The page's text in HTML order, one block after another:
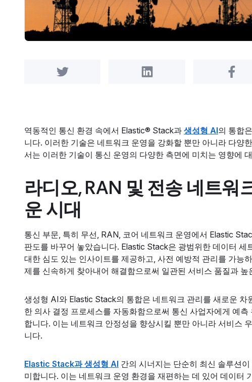
Share on Twitter Share on LinkedIn
역동적인 통신 환경 속에서 Elastic® Stack과 생성형 AI의 통합
니다. 이러한 기술은 네트워크 운영을 강화할 뿐만 아니라 다양
서는 이러한 기술이 통신 운영의 다양한 측면에 미치는 영향에
라디오, RAN 및 전송 네트워
운 시대
통신 부문, 특히 무선, RAN, 코어 네트워크 운영에서 Elastic
판도를 바꾸어 놓았습니다. Elastic Stack은 광범위한 데이터
대한 심도 있는 인사이트를 제공하고, 사전 예방적 관리를 가능
제를 신속하게 찾아내어 해결함으로써 일관된 서비스 품질과
생성형 AI와 Elastic Stack의 통합은 네트워크 관리를 새로운
한 의사 결정 프로세스를 자동화함으로써 통신 사업자에게 예
합니다. 이는 네트워크 안정성을 향상시킬 뿐만 아니라 서비스
니다.
Elastic Stack과 생성형 AI 간의 시너지는 단순히 최신 솔루션
미합니다. 이는 네트워크 운영 환경을 재편하는 데 있어 데이터